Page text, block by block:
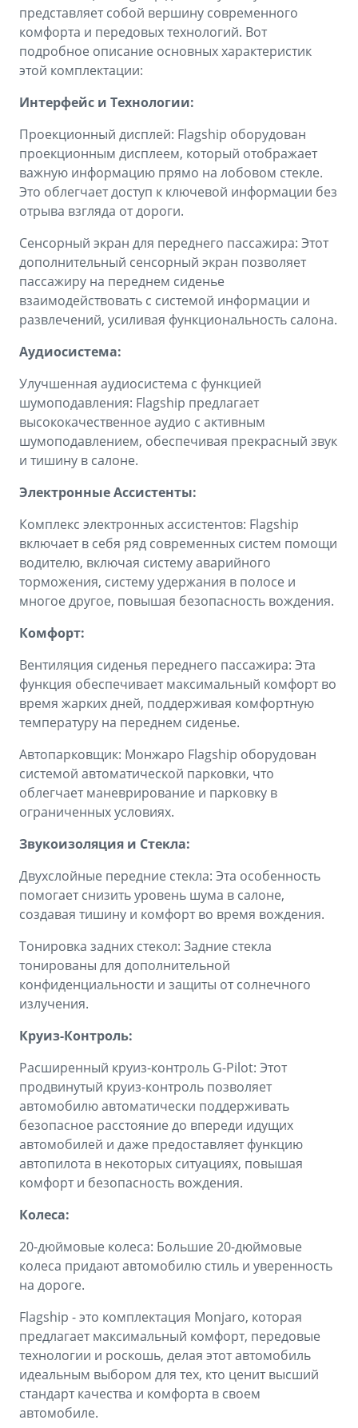
представляет собой вершину современного
комфорта и передовых технологий. Вот
подробное описание основных характеристик
этой комплектации:
Интерфейс и Технологии:
Проекционный дисплей: Flagship оборудован
проекционным дисплеем, который отображает
важную информацию прямо на лобовом стекле.
Это облегчает доступ к ключевой информации без
отрыва взгляда от дороги.
Сенсорный экран для переднего пассажира: Этот
дополнительный сенсорный экран позволяет
пассажиру на переднем сиденье
взаимодействовать с системой информации и
развлечений, усиливая функциональность салона.
Аудиосистема:
Улучшенная аудиосистема с функцией
шумоподавления: Flagship предлагает
высококачественное аудио с активным
шумоподавлением, обеспечивая прекрасный звук
и тишину в салоне.
Электронные Ассистенты:
Комплекс электронных ассистентов: Flagship
включает в себя ряд современных систем помощи
водителю, включая систему аварийного
торможения, систему удержания в полосе и
многое другое, повышая безопасность вождения.
Комфорт:
Вентиляция сиденья переднего пассажира: Эта
функция обеспечивает максимальный комфорт во
время жарких дней, поддерживая комфортную
температуру на переднем сиденье.
Автопарковщик: Монжаро Flagship оборудован
системой автоматической парковки, что
облегчает маневрирование и парковку в
ограниченных условиях.
Звукоизоляция и Стекла:
Двухслойные передние стекла: Эта особенность
помогает снизить уровень шума в салоне,
создавая тишину и комфорт во время вождения.
Тонировка задних стекол: Задние стекла
тонированы для дополнительной
конфиденциальности и защиты от солнечного
излучения.
Круиз-Контроль:
Расширенный круиз-контроль G-Pilot: Этот
продвинутый круиз-контроль позволяет
автомобилю автоматически поддерживать
безопасное расстояние до впереди идущих
автомобилей и даже предоставляет функцию
автопилота в некоторых ситуациях, повышая
комфорт и безопасность вождения.
Колеса:
20-дюймовые колеса: Большие 20-дюймовые
колеса придают автомобилю стиль и уверенность
на дороге.
Flagship - это комплектация Monjaro, которая
предлагает максимальный комфорт, передовые
технологии и роскошь, делая этот автомобиль
идеальным выбором для тех, кто ценит высший
стандарт качества и комфорта в своем
автомобиле.